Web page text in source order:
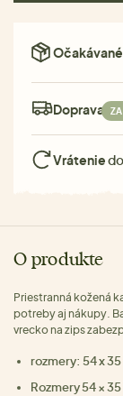
Doprava:
Vrátenie
O produkte
Priestranná kožená
potreby aj nákupy.
vrecko na zips
rozmery: 54 x 35
Rozmery 54 ×